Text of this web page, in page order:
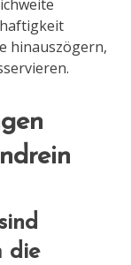
hinauszögern,
die